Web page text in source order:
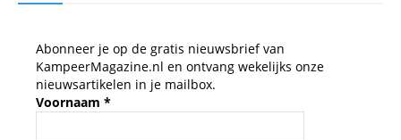
Abonneer je op de gratis nieuwsbrief van
KampeerMagazine.nl en ontvang wekelijks onze
nieuwsartikelen in je mailbox.
Voornaam *